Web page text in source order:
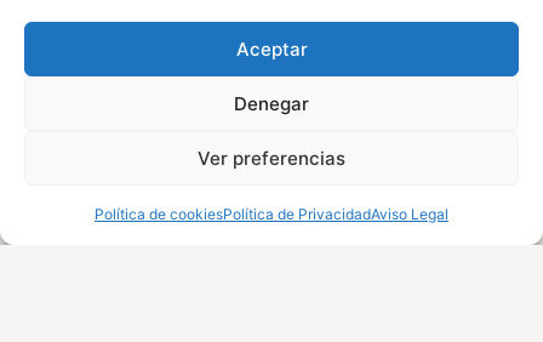
Aceptar
Denegar
Ver preferencias
Política de cookiesPolítica de PrivacidadAviso Legal